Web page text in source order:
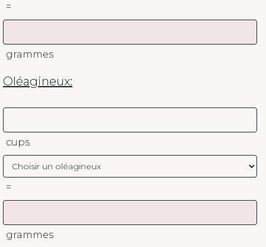
=
grammes
Oléagineux:
cups
=
grammes